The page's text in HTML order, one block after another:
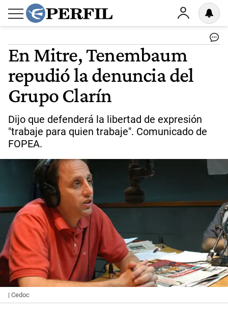
En Mitre, Tenembaum
repudió la denuncia del
Grupo Clarín
Dijo que defenderá la libertad de expresión
"trabaje para quien trabaje". Comunicado de
FOPEA.
| Cedoc